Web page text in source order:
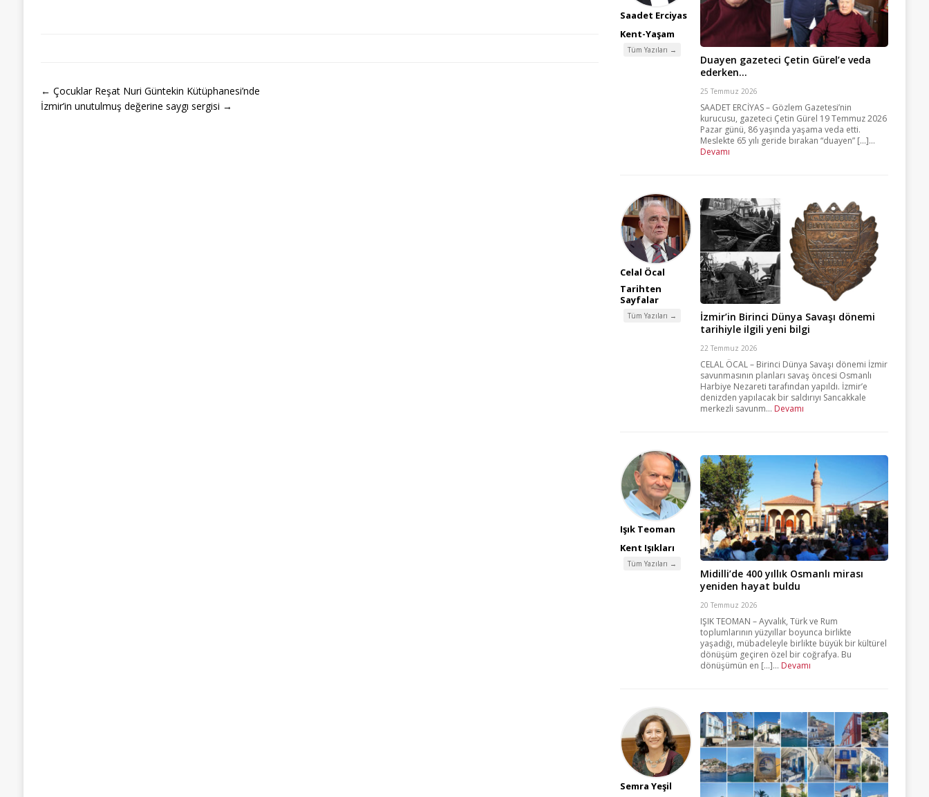
← Çocuklar Reşat Nuri Güntekin Kütüphanesi’nde
İzmir’in unutulmuş değerine saygı sergisi →
Saadet Erciyas
Kent-Yaşam
Tüm Yazıları →
Duayen gazeteci Çetin Gürel’e veda
ederken…
25 Temmuz 2026
SAADET ERCİYAS – Gözlem Gazetesi’nin
kurucusu, gazeteci Çetin Gürel 19 Temmuz 2026
Pazar günü, 86 yaşında yaşama veda etti.
Meslekte 65 yılı geride bırakan “duayen” [...]...
Devamı
Celal Öcal
Tarihten
Sayfalar
Tüm Yazıları →
İzmir’in Birinci Dünya Savaşı dönemi
tarihiyle ilgili yeni bilgi
22 Temmuz 2026
CELAL ÖCAL – Birinci Dünya Savaşı dönemi İzmir
savunmasının planları savaş öncesi Osmanlı
Harbiye Nezareti tarafından yapıldı. İzmir’e
denizden yapılacak bir saldırıyı Sancakkale
merkezli savunm... Devamı
Işık Teoman
Kent Işıkları
Tüm Yazıları →
Midilli’de 400 yıllık Osmanlı mirası
yeniden hayat buldu
20 Temmuz 2026
IŞIK TEOMAN – Ayvalık, Türk ve Rum
toplumlarının yüzyıllar boyunca birlikte
yaşadığı, mübadeleyle birlikte büyük bir kültürel
dönüşüm geçiren özel bir coğrafya. Bu
dönüşümün en [...]... Devamı
Semra Yeşil